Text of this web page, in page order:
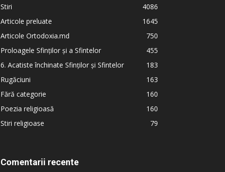
Stiri
4086
Articole preluate
1645
Articole Ortodoxia.md
750
Proloagele Sfinților și a Sfintelor
455
6. Acatiste închinate Sfinților și Sfintelor
183
Rugăciuni
163
Fără categorie
160
Poezia religioasă
160
Stiri religioase
79
Comentarii recente